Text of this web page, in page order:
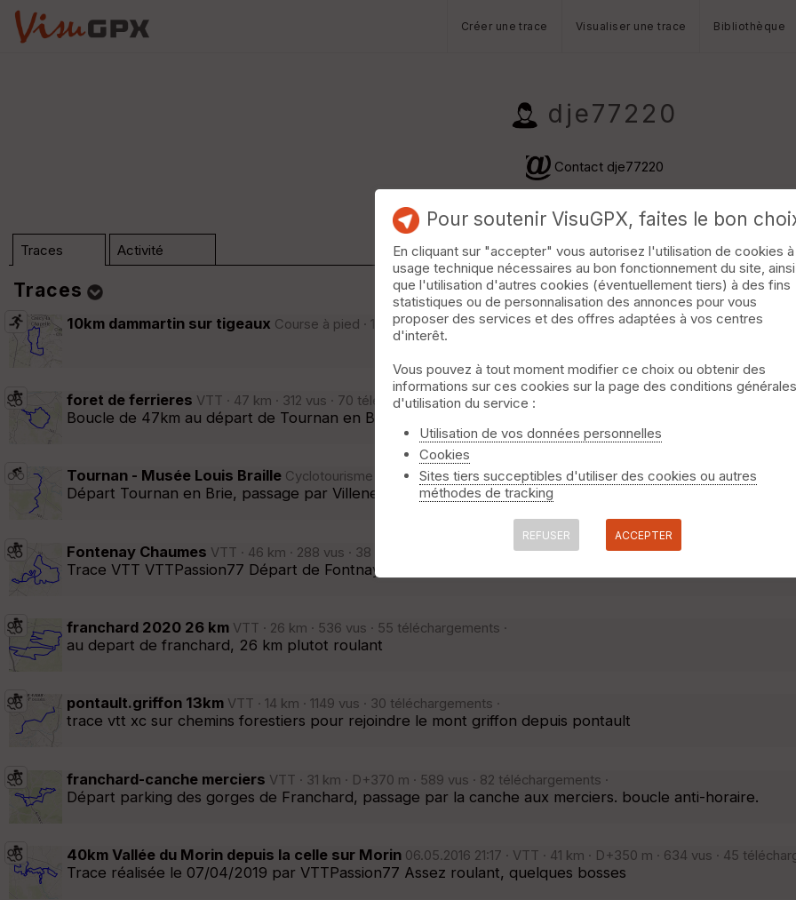
Créer une trace Visualiser une trace Bibliothèque
dje77220
Contact dje77220
Traces Activité
Traces
Dossier (n°0)
Afficher la cartodossier et sous-dossiers|ce dossier uniquement
10km dammartin sur tigeaux Course à pied · 10 km · 189 vus · 32 téléchargements ·
foret de ferrieres VTT · 47 km · 312 vus · 70 téléchargements ·
Boucle de 47km au départ de Tournan en Brie. Forêt de Ferrieres. trace roulante sans dénivelé, qlq
Tournan - Musée Louis Braille Cyclotourisme · 27 km · 329 vus · 28 téléchargements ·
Départ Tournan en Brie, passage par Villeneuve le comte, Bailly Romanvilliers, Montry, Esbly. Arrivée à
Fontenay Chaumes VTT · 46 km · 288 vus · 38 téléchargements ·
Trace VTT VTTPassion77 Départ de Fontnay tresigny, passage par Chaumes, Ozouer le Voulgis, Vilbert
franchard 2020 26 km VTT · 26 km · 536 vus · 55 téléchargements ·
au depart de franchard, 26 km plutot roulant
pontault.griffon 13km VTT · 14 km · 1149 vus · 30 téléchargements ·
trace vtt xc sur chemins forestiers pour rejoindre le mont griffon depuis pontault
franchard-canche merciers VTT · 31 km · D+370 m · 589 vus · 82 téléchargements ·
Départ parking des gorges de Franchard, passage par la canche aux merciers. boucle anti-horaire.
40km Vallée du Morin depuis la celle sur Morin 06.05.2016 21:17 · VTT · 41 km · D+350 m · 634 vus · 45
Trace réalisée le 07/04/2019 par VTTPassion77 Assez roulant, quelques bosses
Pour soutenir VisuGPX, faites le bon
En cliquant sur "accepter" vous autorisez l'utilisation de cookies à
usage technique nécessaires au bon fonctionnement du site, ainsi
que l'utilisation d'autres cookies (éventuellement tiers) à des fins
statistiques ou de personnalisation des annonces pour vous
proposer des services et des offres adaptées à vos centres
d'interêt.
Vous pouvez à tout moment modifier ce choix ou obtenir des
informations sur ces cookies sur la page des conditions générales
d'utilisation du service :
Utilisation de vos données personnelles
Cookies
Sites tiers succeptibles d'utiliser des cookies ou autres
méthodes de tracking
REFUSER ACCEPTER